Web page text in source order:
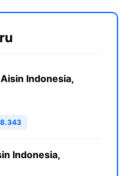
Indonesia,
Indonesia,